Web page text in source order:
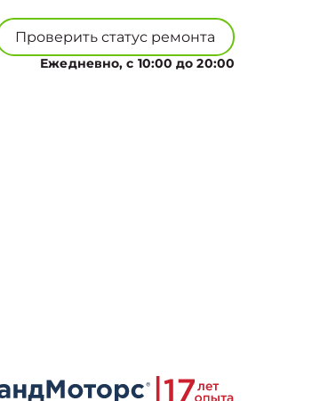
Проверить статус ремонта
Ежедневно, с 10:00 до 20:00